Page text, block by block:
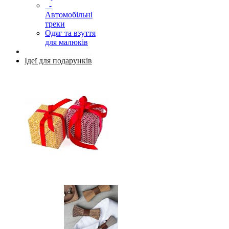
-
Автомобільні
треки
Одяг та взуття
для малюків
Ідеї для подарунків